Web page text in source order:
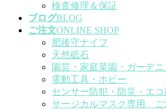
検査修理＆保証
ブログBLOG
ご注文ONLINE SHOP
肥後守ナイフ
天然砥石
園芸・家庭菜園・ガーデ
電動工具・ホビー
センサー防犯・防災・エコ
サージカルマスク専用 ご